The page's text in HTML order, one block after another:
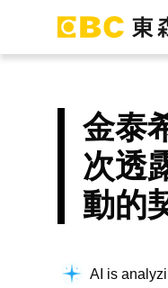
金泰
次透
動的
AI is